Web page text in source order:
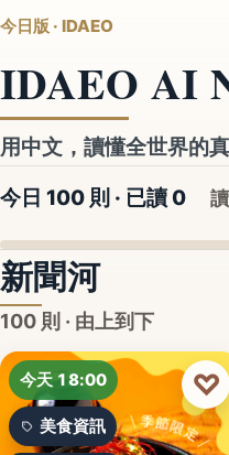
今日版 · IDAEO
IDAEO AI
用中文，讀懂全世界的
今日 100 則 · 已讀 0
新聞河
100 則 · 由上到下
今天 18:00
美食資訊
♡